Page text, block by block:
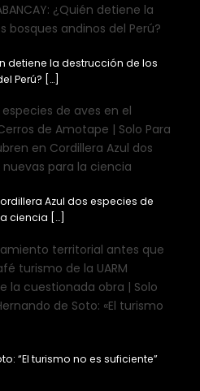
¿Quién detiene la
bosques andinos del Perú?
detiene la destrucción de los
Perú? […]
de aves en el
de Amotape | Solo Para
en Cordillera Azul dos
para la ciencia
Azul dos especies de
ciencia […]
territorial antes que
turismo de la UARM
la cuestionada obra | Solo
de Soto: «El turismo
“El turismo no es suficiente”